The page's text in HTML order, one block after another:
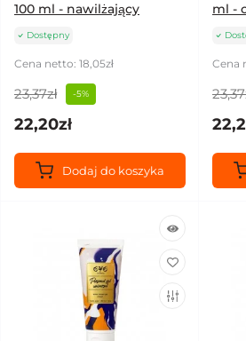
100 ml - nawilżający
Dostępny
Cena netto: 18,05zł
23,37zł -5%
22,20zł
Dodaj do koszyka
ml -
Cena